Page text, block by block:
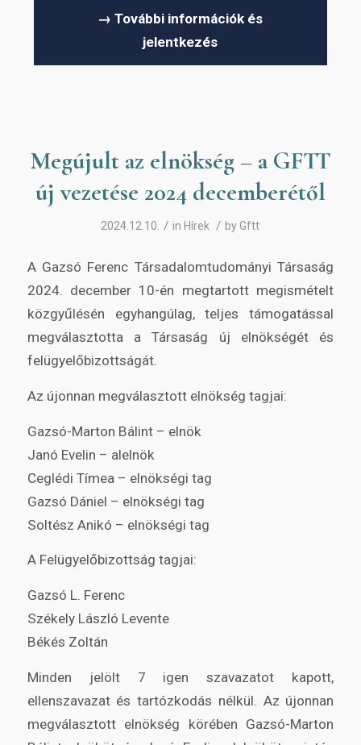
→ További információk és
jelentkezés
Megújult az elnökség – a GFTT
új vezetése 2024 decemberétől
2024.12.10. / in Hírek / by Gftt
A Gazsó Ferenc Társadalomtudományi Társaság
2024. december 10-én megtartott megismételt
közgyűlésén egyhangúlag, teljes támogatással
megválasztotta a Társaság új elnökségét és
felügyelőbizottságát.
Az újonnan megválasztott elnökség tagjai:
Gazsó-Marton Bálint – elnök
Janó Evelin – alelnök
Ceglédi Tímea – elnökségi tag
Gazsó Dániel – elnökségi tag
Soltész Anikó – elnökségi tag
A Felügyelőbizottság tagjai:
Gazsó L. Ferenc
Székely László Levente
Békés Zoltán
Minden jelölt 7 igen szavazatot kapott,
ellenszavazat és tartózkodás nélkül. Az újonnan
megválasztott elnökség körében Gazsó-Marton